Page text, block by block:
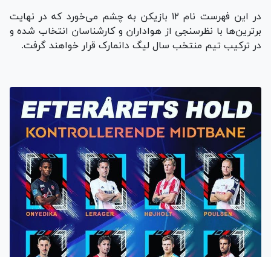
در این فهرست نام ۱۲ بازیکن به چشم می‌خورد که در نهایت
برترین‌ها با نظرسنجی از هواداران و کارشناسان انتخاب شده و
در ترکیب تیم منتخب سال لیگ دانمارک قرار خواهند گرفت.